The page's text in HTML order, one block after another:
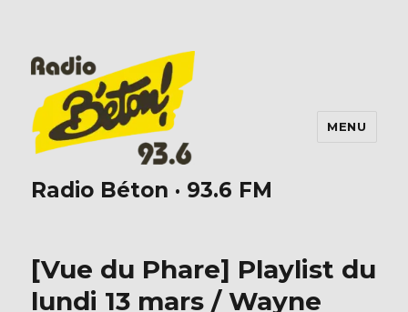
Radio Béton · 93.6 FM
MENU
[Vue du Phare] Playlist du
lundi 13 mars / Wayne